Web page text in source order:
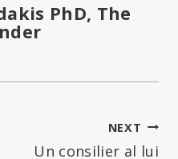
PhD, The
NEXT
Un consilier al lui